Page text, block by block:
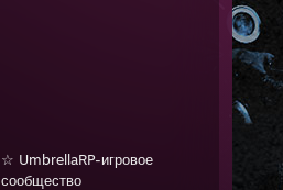
☆ UmbrellaRP-игровое
сообщество